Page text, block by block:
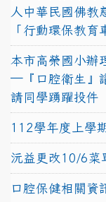
人中華民國佛教
「行動環保教
本市高榮國小辦
─『口腔衛生』
請同學踴躍投件
112學年度上學
沅益更改10/6菜
口腔保健相關資